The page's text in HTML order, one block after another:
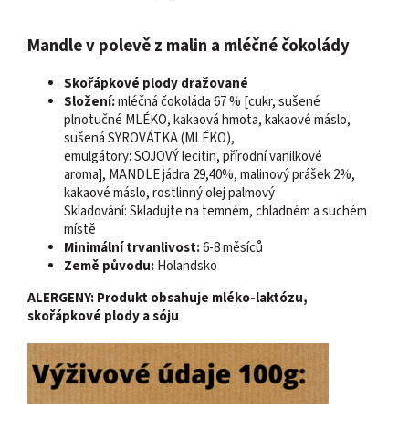
Mandle v polevě z malin a mléčné čokolády
Skořápkové plody dražované
Složení:mléčná čokoláda 67 % [cukr, sušené
plnotučné MLÉKO, kakaová hmota, kakaové máslo,
sušená SYROVÁTKA (MLÉKO),
emulgátory: SOJOVÝ lecitin, přírodní vanilkové
aroma], MANDLE jádra 29,40%, malinový prášek 2%,
kakaové máslo, rostlinný olej palmový
Skladování: Skladujte na temném, chladném a suchém
místě
Minimální trvanlivost:6-8 měsíců
Země původu:Holandsko
ALERGENY: Produkt obsahuje mléko-laktózu,
skořápkové plody a sóju